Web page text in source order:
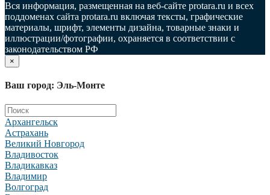
Вся информация, размещенная на веб-сайте protara.ru и всех
поддоменах сайта protara.ru включая тексты, графические
материалы, шрифт, элементы дизайна, товарные знаки и
иллюстрации/фотографии, охраняется в соответствии с
законодательством РФ
×
Ваш город: Эль-Монте
Архангельск
Астрахань
Великий Новгород
Владивосток
Владикавказ
Владимир
Волгоград